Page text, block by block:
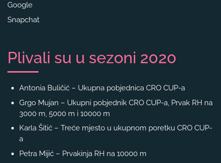
Google
Snapchat
Plivali su u sezoni 2020
Antonia Buličić – Ukupna pobjednica CRO CUP-a
Grgo Mujan – Ukupni pobjednik CRO CUP-a, Prvak RH na
3000 m, 5000 m i 10000 m
Karla Šitić – Treće mjesto u ukupnom poretku CRO CUP-
a
Petra Mijić – Prvakinja RH na 10000 m